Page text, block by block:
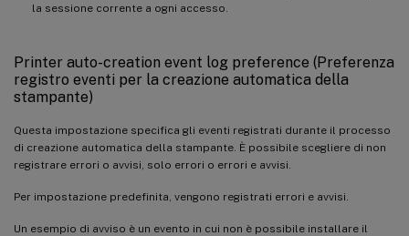
la sessione corrente a ogni accesso.
Printer auto-creation event log preference (Preferenza
registro eventi per la creazione automatica della
stampante)
Questa impostazione specifica gli eventi registrati durante il processo
di creazione automatica della stampante. È possibile scegliere di non
registrare errori o avvisi, solo errori o errori e avvisi.
Per impostazione predefinita, vengono registrati errori e avvisi.
Un esempio di avviso è un evento in cui non è possibile installare il